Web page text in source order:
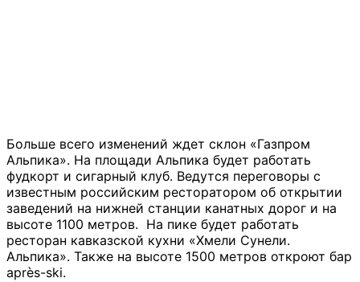
Больше всего изменений ждет склон «Газпром
Альпика». На площади Альпика будет работать
фудкорт и сигарный клуб. Ведутся переговоры с
известным российским ресторатором об открытии
заведений на нижней станции канатных дорог и на
высоте 1100 метров. На пике будет работать
ресторан кавказской кухни «Хмели Сунели.
Альпика». Также на высоте 1500 метров откроют бар
après-ski.